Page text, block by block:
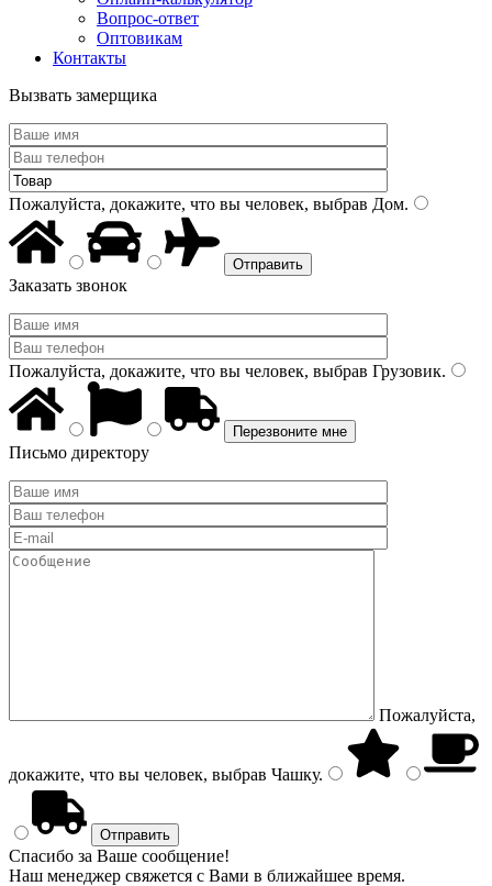
Вопрос-ответ
Оптовикам
Контакты
Вызвать замерщика
Пожалуйста, докажите, что вы человек, выбрав Дом.
Заказать звонок
Пожалуйста, докажите, что вы человек, выбрав Грузовик.
Письмо директору
Пожалуйста,
докажите, что вы человек, выбрав Чашку.
Спасибо за Ваше сообщение!
Наш менеджер свяжется с Вами в ближайшее время.